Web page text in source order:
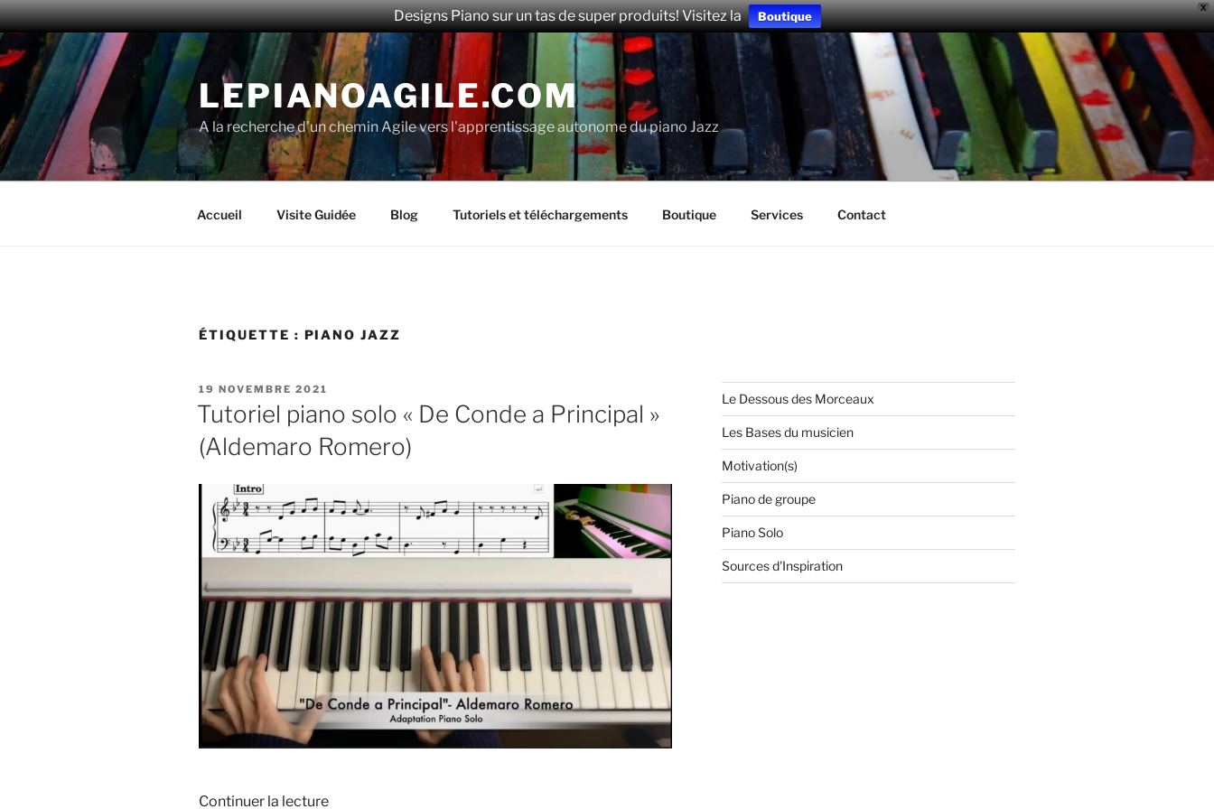
X
Designs Piano sur un tas de super produits! Visitez la Boutique
Aller
au
contenu
principal
LEPIANOAGILE.COM
A la recherche d'un chemin Agile vers l'apprentissage autonome du piano Jazz
Accueil Visite Guidée Blog Tutoriels et téléchargements Boutique Services Contact
ÉTIQUETTE : PIANO JAZZ
PUBLIÉ
LE
19 NOVEMBRE 2021
Tutoriel piano solo « De Conde a Principal »
(Aldemaro Romero)
Continuer la lecturede
Le Dessous des Morceaux
Les Bases du musicien
Motivation(s)
Piano de groupe
Piano Solo
Sources d'Inspiration